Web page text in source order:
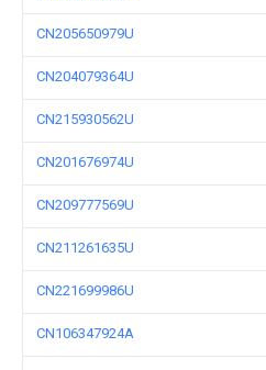
CN205650979U
CN204079364U
CN215930562U
CN201676974U
CN209777569U
CN211261635U
CN221699986U
CN106347924A